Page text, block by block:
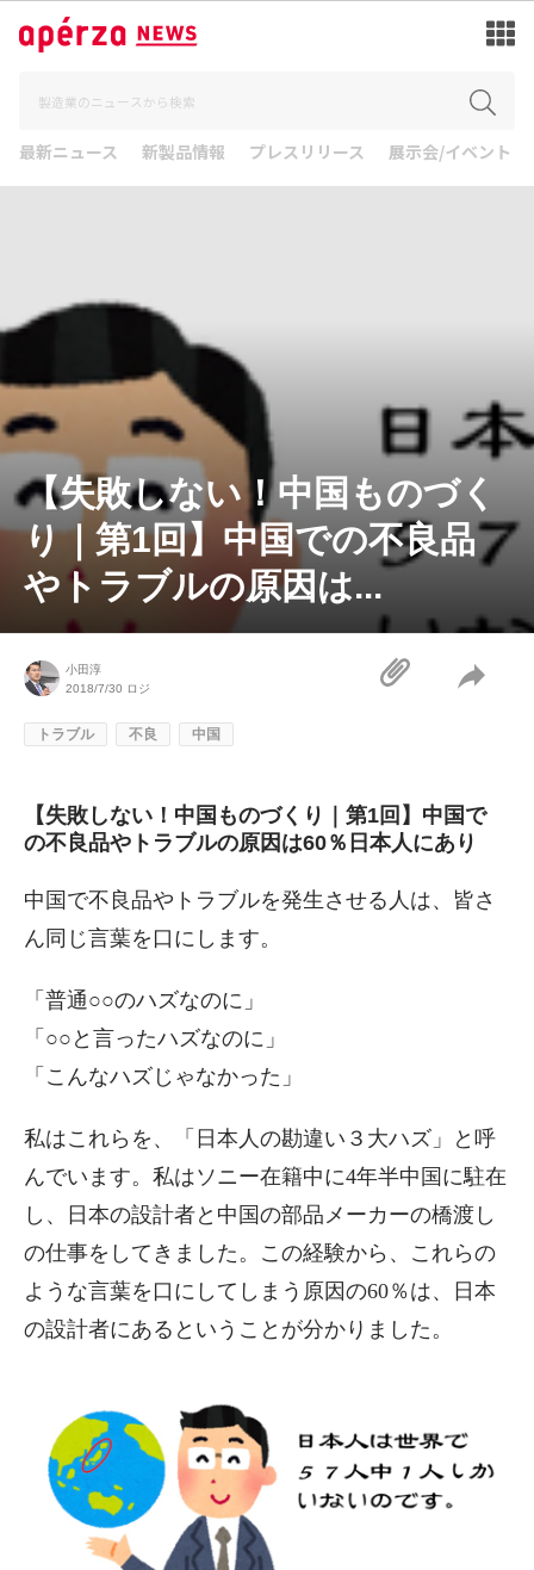
最新ニュース 新製品情報 プレスリリース 展示会/イベント
【失敗しない！中国ものづく
り｜第1回】中国での不良品
やトラブルの原因は...
小田淳
2018/7/30 ロジ
トラブル 不良 中国
【失敗しない！中国ものづくり｜第1回】中国で
の不良品やトラブルの原因は60％日本人にあり
中国で不良品やトラブルを発生させる人は、皆さ
ん同じ言葉を口にします。
「普通○○のハズなのに」
「○○と言ったハズなのに」
「こんなハズじゃなかった」
私はこれらを、「日本人の勘違い３大ハズ」と呼
んでいます。私はソニー在籍中に4年半中国に駐在
し、日本の設計者と中国の部品メーカーの橋渡し
の仕事をしてきました。この経験から、これらの
ような言葉を口にしてしまう原因の60％は、日本
の設計者にあるということが分かりました。